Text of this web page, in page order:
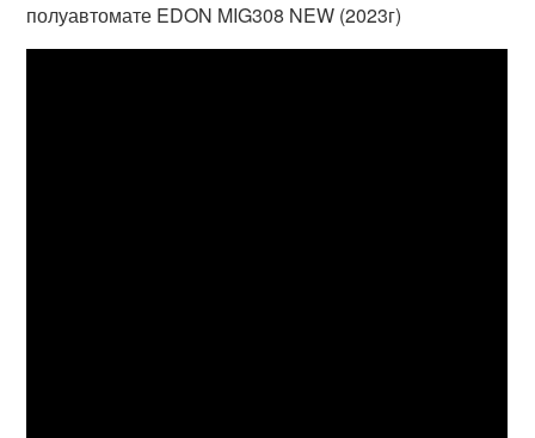
полуавтомате EDON MIG308 NEW (2023г)